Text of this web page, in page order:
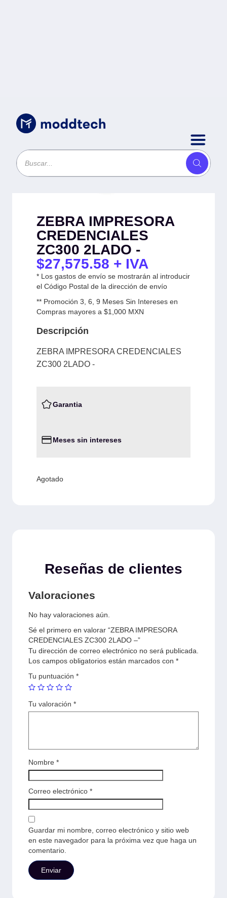
Perifericos para POS
CREDENCIALES ZC300
2LADO -
ZEBRA IMPRESORA
CREDENCIALES
ZC300 2LADO -
$27,575.58 + IVA
* Los gastos de envío se mostrarán al introducir
el Código Postal de la dirección de envío
** Promoción 3, 6, 9 Meses Sin Intereses en
Compras mayores a $1,000 MXN
Descripción
ZEBRA IMPRESORA CREDENCIALES
ZC300 2LADO -
Garantia
Meses sin intereses
Agotado
Reseñas de clientes
Valoraciones
No hay valoraciones aún.
Sé el primero en valorar “ZEBRA IMPRESORA
CREDENCIALES ZC300 2LADO –”
Tu dirección de correo electrónico no será publicada.
Los campos obligatorios están marcados con *
Tu puntuación *
Tu valoración *
Nombre *
Correo electrónico *
Guardar mi nombre, correo electrónico y sitio web
en este navegador para la próxima vez que haga un
comentario.